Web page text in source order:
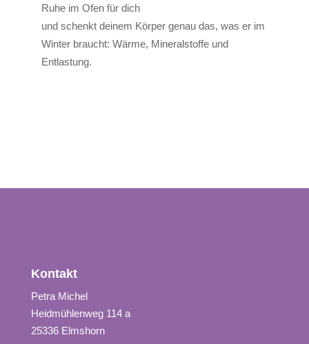
Ruhe im Ofen für dich
und schenkt deinem Körper genau das, was er im
Winter braucht: Wärme, Mineralstoffe und
Entlastung.
Kontakt
Petra Michel
Heidmühlenweg 114 a
25336 Elmshorn